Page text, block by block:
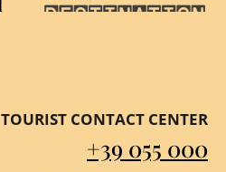
Destination
TOURIST CONTACT CENTER
+39 055 000